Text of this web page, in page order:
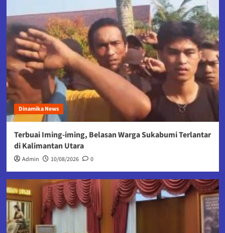
Dinamika News
Terbuai Iming-iming, Belasan Warga Sukabumi Terlantar
di Kalimantan Utara
Admin 10/08/2026 0